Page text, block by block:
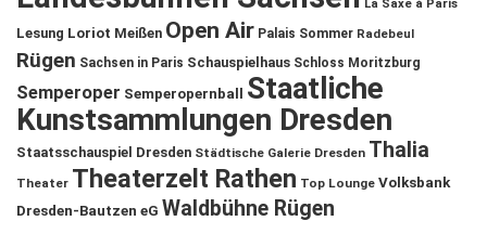
La Saxe à Paris
Lesung Loriot Meißen Open Air Palais Sommer Radebeul
Rügen Sachsen in Paris Schauspielhaus Schloss Moritzburg
Semperoper Semperopernball
Staatliche
Kunstsammlungen Dresden
Staatsschauspiel Dresden Städtische Galerie Dresden Thalia
Theater Theaterzelt Rathen Top Lounge Volksbank
Dresden-Bautzen eG Waldbühne Rügen